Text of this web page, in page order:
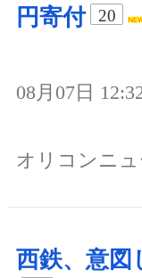
円寄付
20
08月07日
オリコンニュ
西鉄、意図